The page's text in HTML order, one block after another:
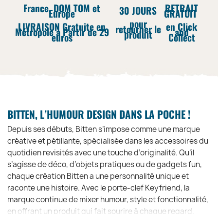
France, DOM TOM et
Europe
LIVRAISON Gratuite en
Métropole à Partir de 29
euros
30 JOURS
pour
retourner le
produit
RETRAIT
GRATUIT
en Click
and
Collect
BITTEN, L’HUMOUR DESIGN DANS LA POCHE !
Depuis ses débuts, Bitten s’impose comme une marque
créative et pétillante, spécialisée dans les accessoires du
quotidien revisités avec une touche d’originalité. Qu’il
s’agisse de déco, d’objets pratiques ou de gadgets fun,
chaque création Bitten a une personnalité unique et
raconte une histoire. Avec le porte-clef Keyfriend, la
marque continue de mixer humour, style et fonctionnalité,
en offrant un produit qui fait sourire à chaque regard.